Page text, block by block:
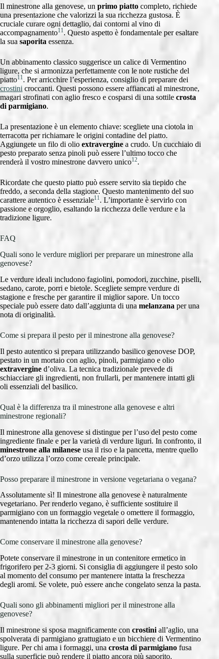
Il minestrone alla genovese, un primo piatto completo, richiede
una presentazione che valorizzi la sua ricchezza gustosa. È
cruciale curare ogni dettaglio, dai contorni al vino di
accompagnamento11. Questo aspetto è fondamentale per esaltare
la sua saporita essenza.
Un abbinamento classico suggerisce un calice di Vermentino
ligure, che si armonizza perfettamente con le note rustiche del
piatto11. Per arricchire l’esperienza, consiglio di preparare dei
crostini croccanti. Questi possono essere affiancati al minestrone,
magari strofinati con aglio fresco e cosparsi di una sottile crosta
di parmigiano.
La presentazione è un elemento chiave: scegliete una ciotola in
terracotta per richiamare le origini contadine del piatto.
Aggiungete un filo di olio extravergine a crudo. Un cucchiaio di
pesto preparato senza pinoli può essere l’ultimo tocco che
renderà il vostro minestrone davvero unico12.
Ricordate che questo piatto può essere servito sia tiepido che
freddo, a seconda della stagione. Questo mantenimento del suo
carattere autentico è essenziale11. L’importante è servirlo con
passione e orgoglio, esaltando la ricchezza delle verdure e la
tradizione ligure.
FAQ
Quali sono le verdure migliori per preparare un minestrone alla
genovese?
Le verdure ideali includono fagiolini, pomodori, zucchine, piselli,
sedano, carote, porri e bietole. Scegliete sempre verdure di
stagione e fresche per garantire il miglior sapore. Un tocco
speciale può essere dato dall’aggiunta di una melanzana per una
nota di originalità.
Come si prepara il pesto per il minestrone alla genovese?
Il pesto autentico si prepara utilizzando basilico genovese DOP,
pestato in un mortaio con aglio, pinoli, parmigiano e olio
extravergine d’oliva. La tecnica tradizionale prevede di
schiacciare gli ingredienti, non frullarli, per mantenere intatti gli
oli essenziali del basilico.
Qual è la differenza tra il minestrone alla genovese e altri
minestrone regionali?
Il minestrone alla genovese si distingue per l’uso del pesto come
ingrediente finale e per la varietà di verdure liguri. In confronto, il
minestrone alla milanese usa il riso e la pancetta, mentre quello
d’orzo utilizza l’orzo come cereale principale.
Posso preparare il minestrone in versione vegetariana o vegana?
Assolutamente sì! Il minestrone alla genovese è naturalmente
vegetariano. Per renderlo vegano, è sufficiente sostituire il
parmigiano con un formaggio vegetale o omettere il formaggio,
mantenendo intatta la ricchezza di sapori delle verdure.
Come conservare il minestrone alla genovese?
Potete conservare il minestrone in un contenitore ermetico in
frigorifero per 2-3 giorni. Si consiglia di aggiungere il pesto solo
al momento del consumo per mantenere intatta la freschezza
degli aromi. Se volete, può essere anche congelato senza la pasta.
Quali sono gli abbinamenti migliori per il minestrone alla
genovese?
Il minestrone si sposa magnificamente con crostini all’aglio, una
spolverata di parmigiano grattugiato e un bicchiere di Vermentino
ligure. Per chi ama i formaggi, una crosta di parmigiano fusa
sulla superficie può rendere il piatto ancora più saporito.